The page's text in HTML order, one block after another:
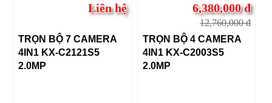
Liên hệ
TRỌN BỘ 7 CAMERA
4IN1 KX-C2121S5
2.0MP
12,760,000 đ
6,380,000 đ
TRỌN BỘ 4 CAMERA
4IN1 KX-C2003S5
2.0MP